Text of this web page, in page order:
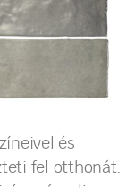
és
fel otthonát.